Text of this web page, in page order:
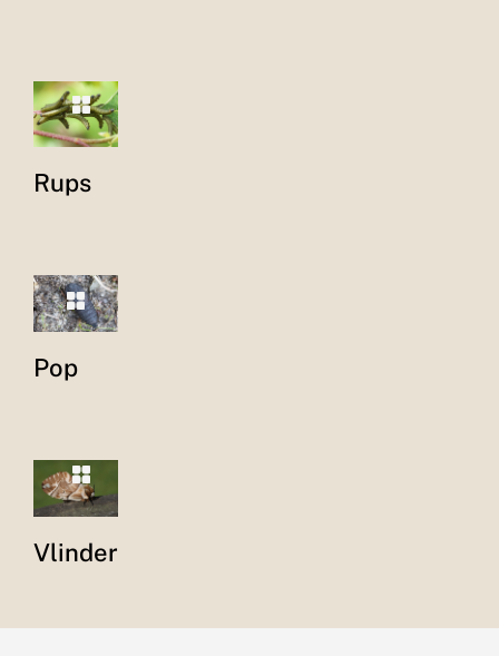
Rups
Pop
Vlinder